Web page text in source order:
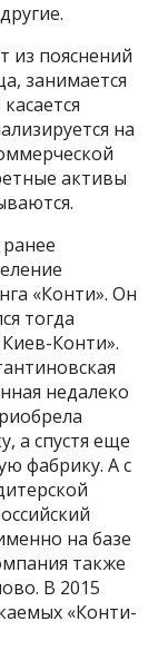
из пояснений
занимается
на
активы
«Конти». Он
тогда
Конти».
недалеко
а спустя еще
фабрику. А с
на базе
также
В 2015
«Конти-